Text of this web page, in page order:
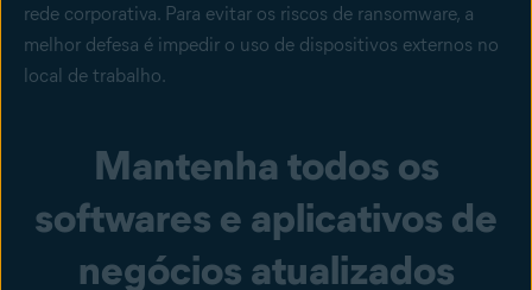
rede corporativa. Para evitar os riscos de ransomware, a
melhor defesa é impedir o uso de dispositivos externos no
local de trabalho.
Mantenha todos os
softwares e aplicativos de
negócios atualizados